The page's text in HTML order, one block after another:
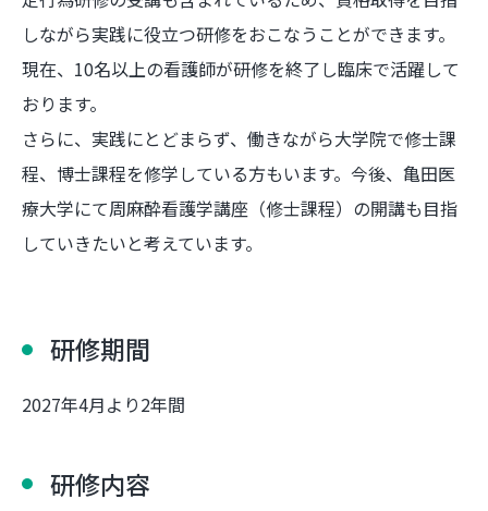
しながら実践に役立つ研修をおこなうことができます。
現在、10名以上の看護師が研修を終了し臨床で活躍して
おります。
さらに、実践にとどまらず、働きながら大学院で修士課
程、博士課程を修学している方もいます。今後、亀田医
療大学にて周麻酔看護学講座（修士課程）の開講も目指
していきたいと考えています。
研修期間
2027年4月より2年間
研修内容